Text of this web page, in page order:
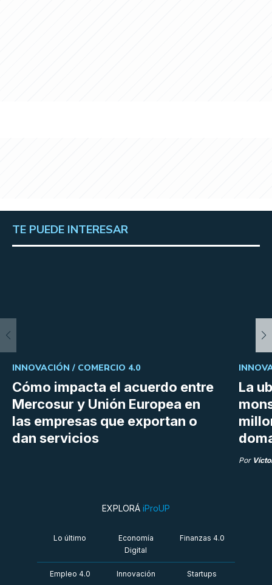
TE PUEDE INTERESAR
Cómo impacta el acuerdo entre
Mercosur y Unión Europea en
las empresas que exportan o
dan servicios
INNOVACIÓN / COMERCIO 4.0
La
Por
EXPLORÁ iProUP
Lo último
Economía
Digital
Finanzas 4.0
Empleo 4.0 Innovación Startups